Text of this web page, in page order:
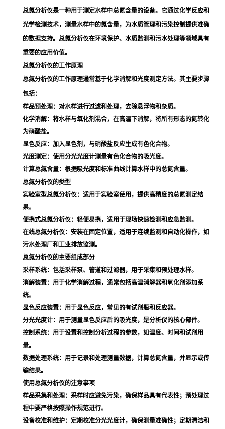
总氮分析仪是一种用于测定水样中总氮含量的设备。它通过化学反应和
光学检测技术，测量水样中的氮含量，为水质管理和污染控制提供准确
的数据支持。总氮分析仪在环境保护、水质监测和污水处理等领域具有
重要的应用价值。
总氮分析仪的工作原理
总氮分析仪的工作原理通常基于化学消解和光度测定方法。其主要步骤
包括：
样品预处理：对水样进行过滤和处理，去除悬浮物和杂质。
化学消解：将水样与氧化剂混合，在高温下消解，将所有形态的氮转化
为硝酸盐。
显色反应：加入显色剂，与硝酸盐反应生成有色化合物。
光度测定：使用分光光度计测量有色化合物的吸光度。
计算总氮含量：根据吸光度和标准曲线计算水样中的总氮含量。
总氮分析仪的类型
实验室型总氮分析仪：适用于实验室使用，提供高精度的总氮测定结
果。
便携式总氮分析仪：轻便易携，适用于现场快速检测和应急监测。
在线总氮分析仪：安装在固定位置，适用于连续监测和自动化操作，如
污水处理厂和工业排放监测。
总氮分析仪的主要组成部分
采样系统：包括采样泵、管道和过滤器，用于采集和预处理水样。
消解装置：用于化学消解过程，通常包括高温消解器和氧化剂添加系
统。
显色反应装置：用于显色反应，常见的有试剂瓶和反应器。
分光光度计：用于测量显色反应后的吸光度，是分析仪的核心部件。
控制系统：用于设置和控制分析过程的参数，如温度、时间和试剂用
量。
数据处理系统：用于记录和处理测量数据，计算总氮含量，并显示或传
输结果。
使用总氮分析仪的注意事项
样品采集和处理：采样时应避免污染，确保样品具有代表性；预处理过
程中要严格按照操作规范进行。
设备校准和维护：定期校准分光光度计，确保测量准确性；定期清洁和